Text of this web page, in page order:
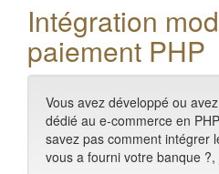
Intégration
paiement PHP
Vous avez développé ou
dédié au e-commerce en
savez pas comment intégrer
vous a fourni votre banque